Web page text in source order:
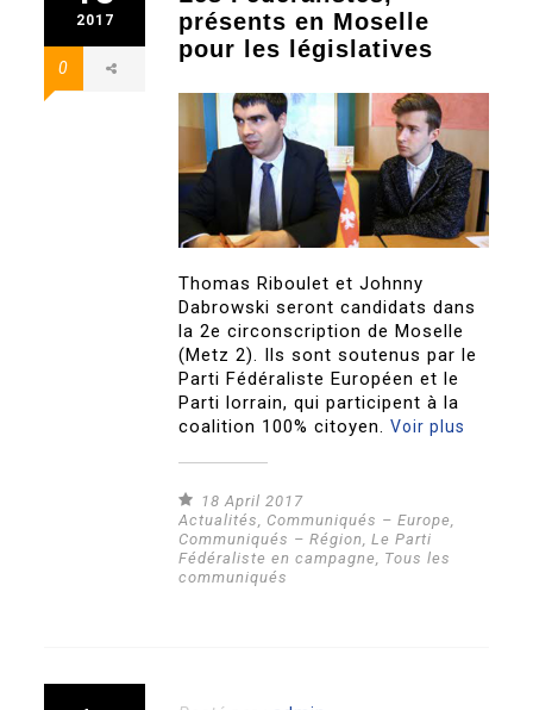
2017
0
présents en Moselle
pour les législatives
Thomas Riboulet et Johnny
Dabrowski seront candidats dans
la 2e circonscription de Moselle
(Metz 2). Ils sont soutenus par le
Parti Fédéraliste Européen et le
Parti lorrain, qui participent à la
coalition 100% citoyen.Voir plus
18 April 2017
Actualités
Communiqués – Europe
Communiqués – Région ,Le Parti
Fédéraliste en campagne
Tous les
communiqués